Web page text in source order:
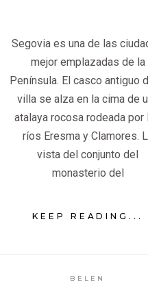
Segovia es una de las
mejor emplazadas de la
Península. El casco antiguo
villa se alza en la cima de
atalaya rocosa rodeada por
ríos Eresma y Clamores.
vista del conjunto del
monasterio del
KEEP READING...
BELEN